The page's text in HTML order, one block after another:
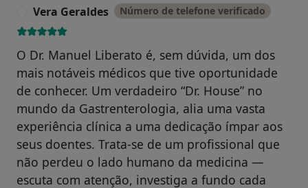
Vera Geraldes Número de telefone verificado
O Dr. Manuel Liberato é, sem dúvida, um dos
mais notáveis médicos que tive oportunidade
de conhecer. Um verdadeiro “Dr. House” no
mundo da Gastrenterologia, alia uma vasta
experiência clínica a uma dedicação ímpar aos
seus doentes. Trata-se de um profissional que
não perdeu o lado humano da medicina —
escuta com atenção, investiga a fundo cada